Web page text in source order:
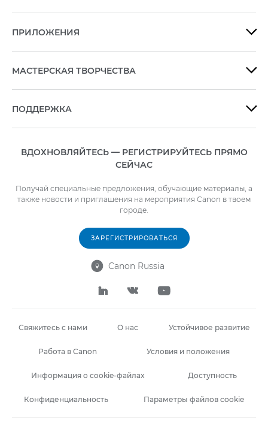
ПРИЛОЖЕНИЯ 
МАСТЕРСКАЯ ТВОРЧЕСТВА 
ПОДДЕРЖКА 
ВДОХНОВЛЯЙТЕСЬ — РЕГИСТРИРУЙТЕСЬ ПРЯМО
СЕЙЧАС
Получай специальные предложения, обучающие материалы, а
также новости и приглашения на мероприятия Canon в твоем
городе.
ЗАРЕГИСТРИРОВАТЬСЯ
 Canon Russia
  
Свяжитесь с нами О нас Устойчивое развитие
Работа в Canon Условия и положения
Информация о cookie-файлах Доступность
Конфиденциальность Параметры файлов cookie